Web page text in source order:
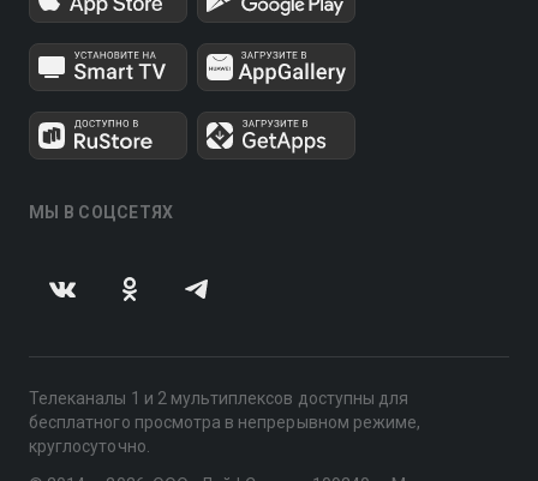
МЫ В СОЦСЕТЯХ
Телеканалы 1 и 2 мультиплексов доступны для
бесплатного просмотра в непрерывном режиме,
круглосуточно.